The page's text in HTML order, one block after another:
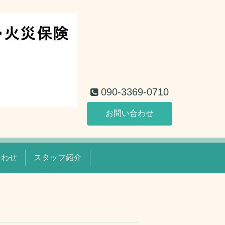
090-3369-0710
お問い合わせ
せ スタッフ紹介